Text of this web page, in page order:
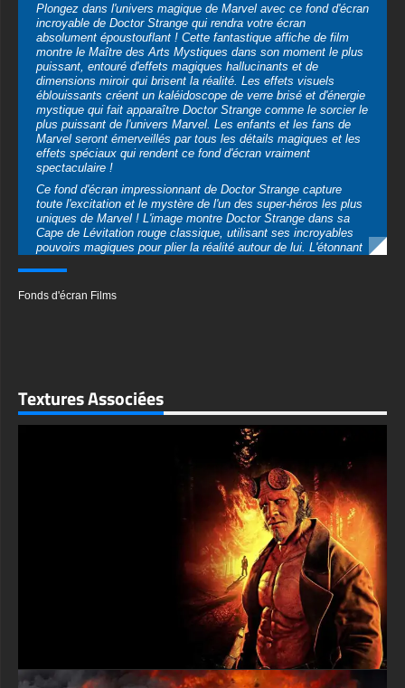
montre le Maître des Arts Mystiques dans son moment le plus
puissant, entouré d'effets magiques hallucinants et de
dimensions miroir qui brisent la réalité. Les effets visuels
éblouissants créent un kaléidoscope de verre brisé et d'énergie
mystique qui fait apparaître Doctor Strange comme le sorcier le
plus puissant de l'univers Marvel. Les enfants et les fans de
Marvel seront émerveillés par tous les détails magiques et les
effets spéciaux qui rendent ce fond d'écran vraiment
spectaculaire !
Ce fond d'écran impressionnant de Doctor Strange capture
toute l'excitation et le mystère de l'un des super-héros les plus
uniques de Marvel ! L'image montre Doctor Strange dans sa
Cape de Lévitation rouge classique, utilisant ses incroyables
pouvoirs magiques pour plier la réalité autour de lui. L'étonnant
effet de la dimension miroir crée un arrière-plan saisissant
rempli de morceaux de verre flottants et d'énergie magique qui
ressemble à quelque chose sorti d'un rêve. On peut voir tous
mystique à son expression déterminée pendant qu'il lance des
sorts puissants. Ce fond d'écran montre parfaitement pourquoi
de bureau, votre ordinateur portable ou votre tablette pour les
devoirs et les jeux, ou d'une version verticale pour votre
smartphone à montrer à vos amis, nous avons exactement ce
qu'il vous faut ! Le fond d'écran est disponible en super haute
résolution, y compris en qualité 4K et Ultra HD, ce qui signifie
que chaque détail magique, de la plus petite éclat de verre à la
lueur magique la plus brillante, apparaîtra incroyablement net et
coloré. Vous pouvez le télécharger au format JPG, qui
fonctionne parfaitement sur tous les appareils et n'occupera
Le meilleur aspect de ce fond d'écran d'affiche du film Doctor
Strange est qu'il est entièrement gratuit à télécharger et vous
n'avez pas besoin de vous inscrire ou de donner votre adresse
email ! Cliquez simplement sur le bouton de téléchargement et
vous aurez ce magnifique fond d'écran magique prêt à l'emploi
en quelques secondes. La qualité d'image est si bonne que
votre écran ressemblera à une véritable affiche de cinéma,
apportant toute la magie et l'excitation de l'Univers
Cinématographique Marvel directement sur votre appareil. Que
vous soyez un grand fan du jeu d'acteur incroyable de Benedict
Fonds d'écran Films